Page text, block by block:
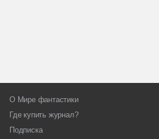
О Мире фантастики
Где купить журнал?
Подписка